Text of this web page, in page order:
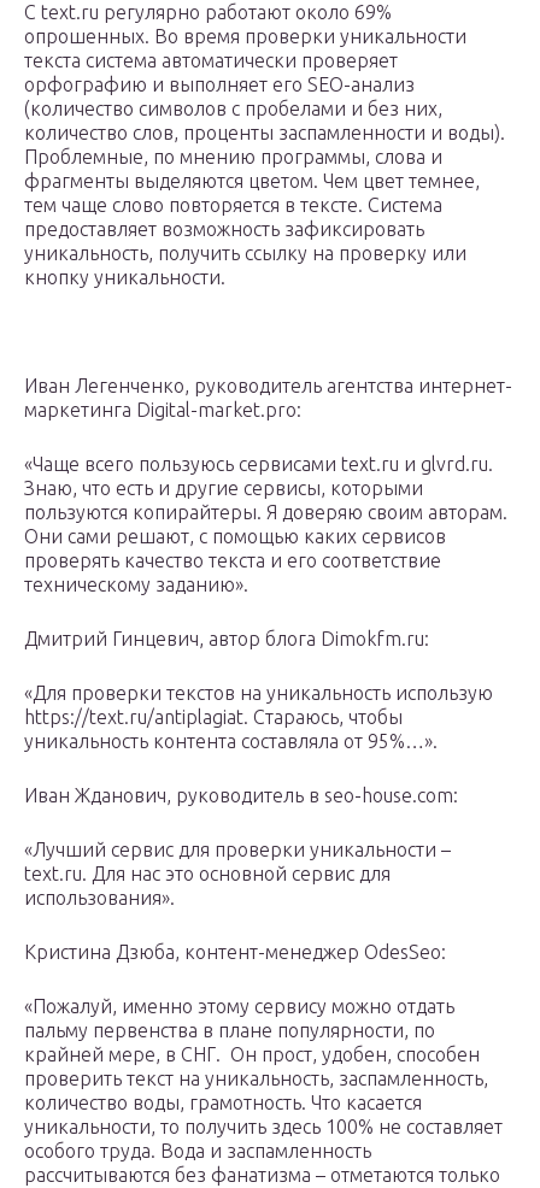
С text.ru регулярно работают около 69%
опрошенных. Во время проверки уникальности
текста система автоматически проверяет
орфографию и выполняет его SEO-анализ
(количество символов с пробелами и без них,
количество слов, проценты заспамленности и воды).
Проблемные, по мнению программы, слова и
фрагменты выделяются цветом. Чем цвет темнее,
тем чаще слово повторяется в тексте. Система
предоставляет возможность зафиксировать
уникальность, получить ссылку на проверку или
кнопку уникальности.
Иван Легенченко, руководитель агентства интернет-
маркетинга Digital-market.pro:
«Чаще всего пользуюсь сервисами text.ru и glvrd.ru.
Знаю, что есть и другие сервисы, которыми
пользуются копирайтеры. Я доверяю своим авторам.
Они сами решают, с помощью каких сервисов
проверять качество текста и его соответствие
техническому заданию».
Дмитрий Гинцевич, автор блога Dimokfm.ru:
«Для проверки текстов на уникальность использую
https://text.ru/antiplagiat. Стараюсь, чтобы
уникальность контента составляла от 95%…».
Иван Жданович, руководитель в seo-house.com:
«Лучший сервис для проверки уникальности –
text.ru. Для нас это основной сервис для
использования».
Кристина Дзюба, контент-менеджер OdesSeo:
«Пожалуй, именно этому сервису можно отдать
пальму первенства в плане популярности, по
крайней мере, в СНГ. Он прост, удобен, способен
проверить текст на уникальность, заспамленность,
количество воды, грамотность. Что касается
уникальности, то получить здесь 100% не составляет
особого труда. Вода и заспамленность
рассчитываются без фанатизма – отметаются только